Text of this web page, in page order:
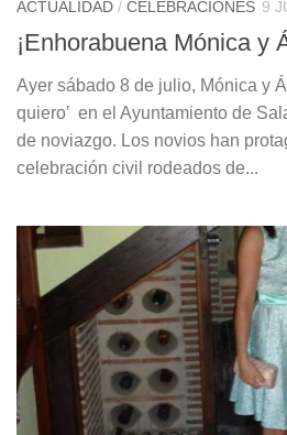
ACTUALIDAD / CELEBRACIONES 9
¡Enhorabuena Mónica y
Ayer sábado 8 de julio, Mónica y
quiero’ en el Ayuntamiento de
de noviazgo. Los novios han
celebración civil rodeados de...